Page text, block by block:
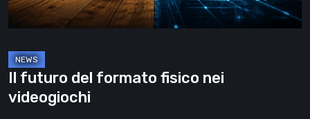
Il futuro del formato fisico nei
videogiochi